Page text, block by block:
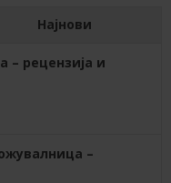
Најнови
– рецензија и
–